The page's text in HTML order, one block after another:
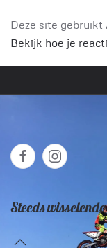
Deze site
Bekijk hoe je
Steeds